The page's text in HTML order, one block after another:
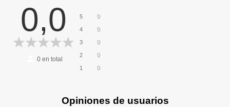
0,0
0en total
5 0
4 0
3 0
2 0
1 0
Opiniones de usuarios